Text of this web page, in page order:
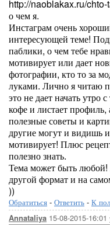
http://naoblakax.ru/chto-
о чем я.
Инстаграм очень
интересующей теме!
паблики, о чем тебе
мотивирует или дает
фотографии, кто то за
луками. Лично я читаю
это не дает начать утро
кофе и листает
полезные советы и
другие могут и видишь
мотивирует! Плюс
полезно знать.
Тема может быть любой!
другой формат и на
))
Обратиться - Ответить - К
Annataliya 15-08-2015-16:01